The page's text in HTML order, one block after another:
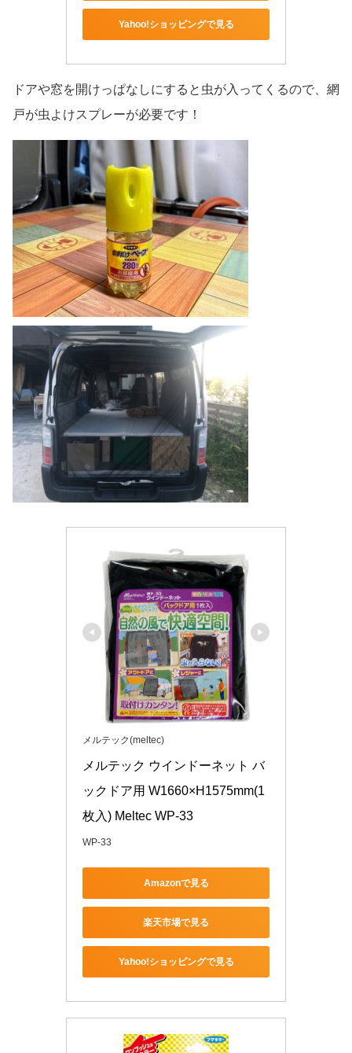
Yahoo!ショッピングで見る
ドアや窓を開けっぱなしにすると虫が入ってくるので、網
戸が虫よけスプレーが必要です！
メルテック(meltec)
メルテック ウインドーネット バ
ックドア用 W1660×H1575mm(1
枚入) Meltec WP-33
WP-33
Amazonで見る
楽天市場で見る
Yahoo!ショッピングで見る